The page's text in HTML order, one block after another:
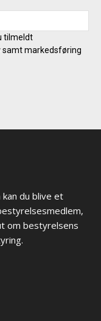
tilmeldt
samt markedsføring
du blive et
om bestyrelsens